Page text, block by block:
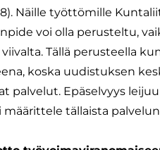
Näille työttömille
voi olla perusteltu,
Tällä perusteella
koska uudistuksen
palvelut. Epäselvyys
tällaista palvelun